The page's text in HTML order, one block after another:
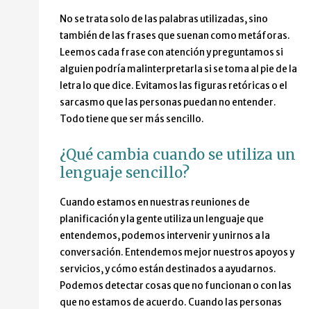
No se trata solo de las palabras utilizadas, sino
también de las frases que suenan como metáforas.
Leemos cada frase con atención y preguntamos si
alguien podría malinterpretarla si se toma al pie de la
letra lo que dice. Evitamos las figuras retóricas o el
sarcasmo que las personas puedan no entender.
Todo tiene que ser más sencillo.
¿Qué cambia cuando se utiliza un
lenguaje sencillo?
Cuando estamos en nuestras reuniones de
planificación y la gente utiliza un lenguaje que
entendemos, podemos intervenir y unirnos a la
conversación. Entendemos mejor nuestros apoyos y
servicios, y cómo están destinados a ayudarnos.
Podemos detectar cosas que no funcionan o con las
que no estamos de acuerdo. Cuando las personas